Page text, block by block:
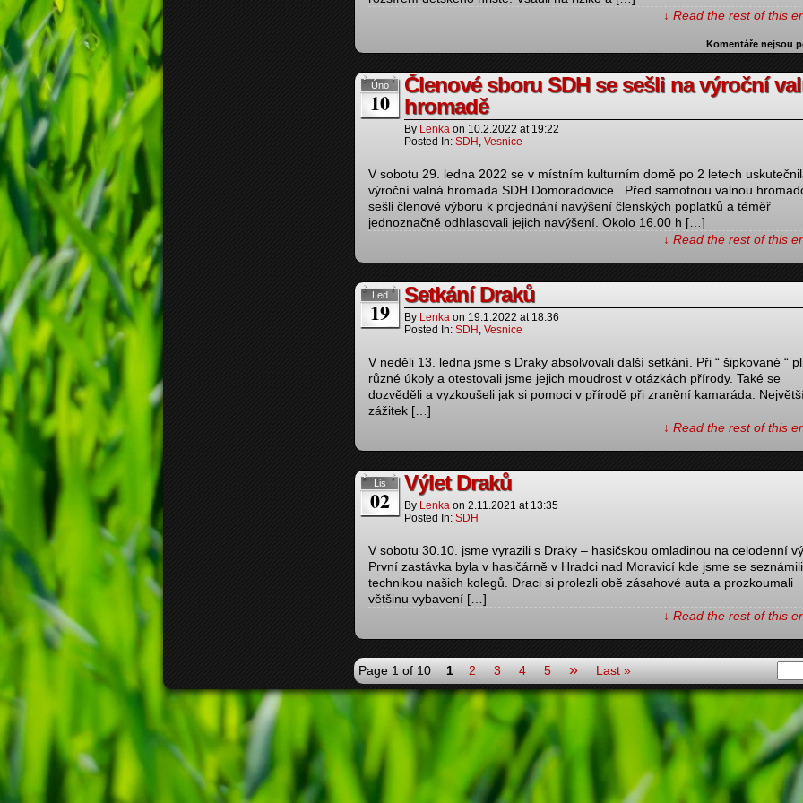
↓ Read the rest of this
Komentáře nejsou
Úno
10
Členové sboru SDH se sešli na výroční
hromadě
By Lenka on 10.2.2022 at 19:22
Posted In: SDH , Vesnice
V sobotu 29. ledna 2022 se v místním kulturním domě po 2 letech
výroční valná hromada SDH Domoradovice. Před samotnou valnou
sešli členové výboru k projednání navýšení členských poplatků a téměř
jednoznačně odhlasovali jejich navýšení. Okolo 16.00 h […]
↓ Read the rest of this
Led
19
Setkání Draků
By Lenka on 19.1.2022 at 18:36
Posted In: SDH , Vesnice
V neděli 13. ledna jsme s Draky absolvovali další setkání. Při “ šipkované “
různé úkoly a otestovali jsme jejich moudrost v otázkách přírody. Také se
dozvěděli a vyzkoušeli jak si pomoci v přírodě při zranění kamaráda.
zážitek […]
↓ Read the rest of this
Lis
02
Výlet Draků
By Lenka on 2.11.2021 at 13:35
Posted In: SDH
V sobotu 30.10. jsme vyrazili s Draky – hasičskou omladinou na celodenní
První zastávka byla v hasičárně v Hradci nad Moravicí kde jsme se
technikou našich kolegů. Draci si prolezli obě zásahové auta a prozkoumali
většinu vybavení […]
↓ Read the rest of this
Page 1 of 10 1 2 3 4 5 » Last »